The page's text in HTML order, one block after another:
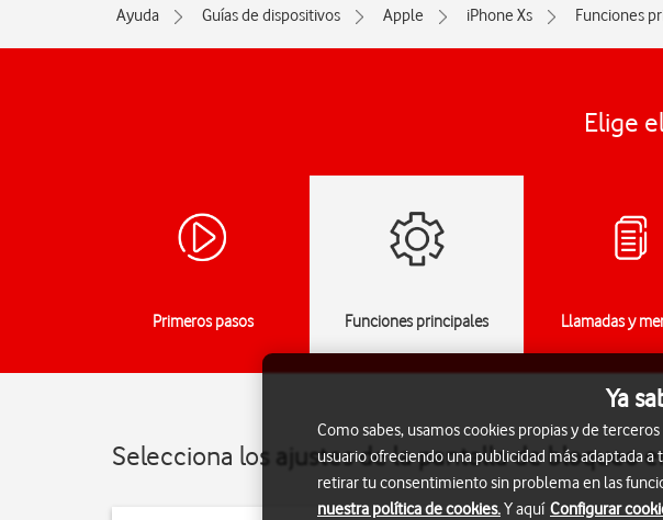
Ayuda Guías de dispositivos Apple iPhone Xs Funciones
Elige
Primeros pasos Funciones principales Llamadas y
Selecciona los ajustes de la pantalla de bloqueo
Ya
Como sabes, usamos cookies propias y de
usuario ofreciendo una publicidad más adaptada
retirar tu consentimiento sin problema en las
nuestra política de cookies.Y aquí Configurar